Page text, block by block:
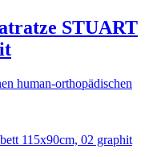
STUART
human-orthopädischen